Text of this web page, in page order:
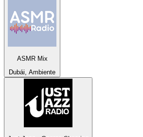
ASMR Mix
Dubái, Ambiente